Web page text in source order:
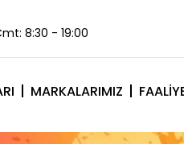
8:30 - 19:00
MARKALARIMIZ